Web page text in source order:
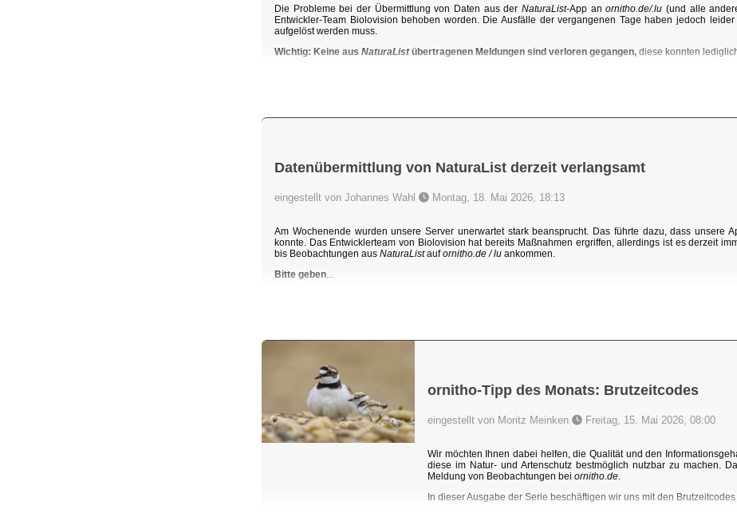
Die Probleme bei der Übermittlung von Daten aus der NaturaList-App anornitho.de/.lu (und alle
Entwickler-Team Biolovision behoben worden. Die Ausfälle der vergangenen Tage haben jedoch
aufgelöst werden muss.
Wichtig: Keine aus NaturaListübertragenen Meldungen sind verloren gegangen, diese konnten
Datenübermittlung von NaturaList derzeit verlangsamt
eingestellt von Johannes Wahl Montag, 18. Mai 2026, 18:13
Am Wochenende wurden unsere Server unerwartet stark beansprucht. Das führte dazu, dass unsere
konnte. Das Entwicklerteam von Biolovision hat bereits Maßnahmen ergriffen, allerdings ist es derzeit
bis Beobachtungen aus NaturaListaufornitho.de / lu ankommen.
Bitte geben...
ornitho-Tipp des Monats: Brutzeitcodes
eingestellt von Moritz Meinken Freitag, 15. Mai 2026, 08:00
Wir möchten Ihnen dabei helfen, die Qualität und den
diese im Natur- und Artenschutz bestmöglich nutzbar zu machen.
Meldung von Beobachtungen bei ornitho.de.
In dieser Ausgabe der Serie beschäftigen wir uns mit den